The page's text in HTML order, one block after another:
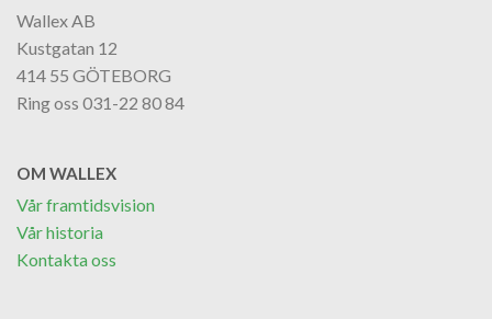
Wallex AB
Kustgatan 12
414 55 GÖTEBORG
Ring oss 031-22 80 84
OM WALLEX
Vår framtidsvision
Vår historia
Kontakta oss